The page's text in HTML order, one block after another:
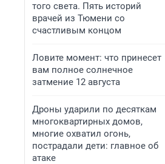
того света. Пять историй
врачей из Тюмени со
счастливым концом
Ловите момент: что принесет
вам полное солнечное
затмение 12 августа
Дроны ударили по десяткам
многоквартирных домов,
многие охватил огонь,
пострадали дети: главное об
атаке